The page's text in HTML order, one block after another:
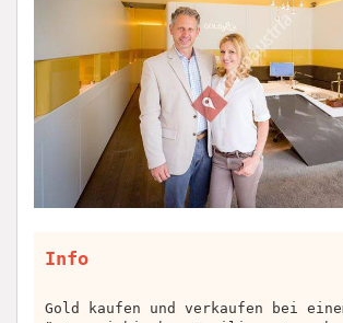
Info
Gold kaufen und verkaufen bei